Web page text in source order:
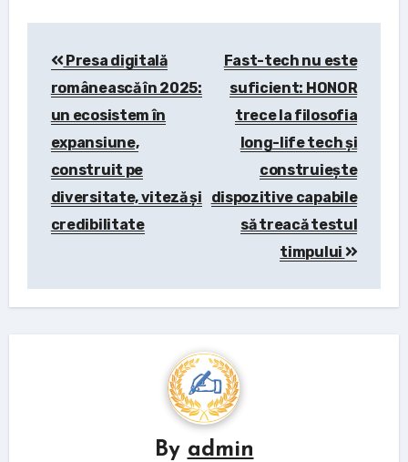
navigation
Presa digitală
românească în 2025:
un ecosistem în
expansiune,
construit pe
diversitate, viteză și
credibilitate
Fast-tech nu este
suficient: HONOR
trece la filosofia
long-life tech și
construiește
dispozitive capabile
să treacă testul
timpului
By admin